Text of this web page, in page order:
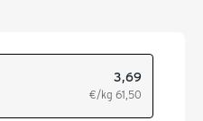
3,69
€/kg 61,50